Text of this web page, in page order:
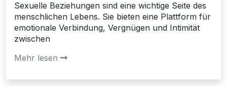
Sexuelle Beziehungen sind eine wichtige Seite des
menschlichen Lebens. Sie bieten eine Plattform für
emotionale Verbindung, Vergnügen und Intimität
zwischen
Mehr lesen